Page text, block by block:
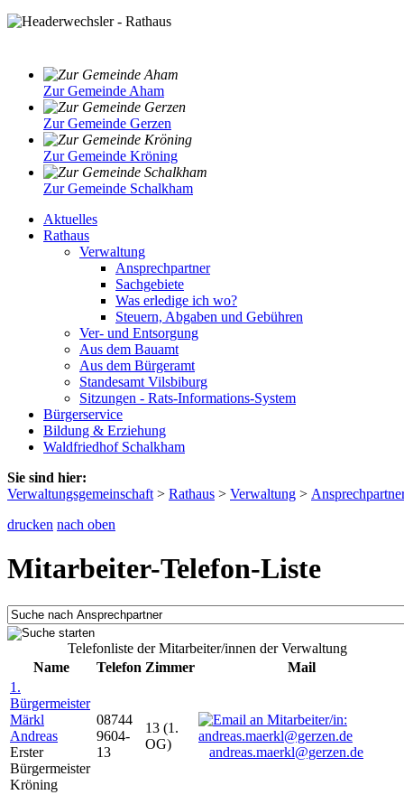
Zur Gemeinde Aham
Zur Gemeinde Gerzen
Zur Gemeinde Kröning
Zur Gemeinde Schalkham
Aktuelles
Rathaus
Verwaltung
Ansprechpartner
Sachgebiete
Was erledige ich wo?
Steuern, Abgaben und Gebühren
Ver- und Entsorgung
Aus dem Bauamt
Aus dem Bürgeramt
Standesamt Vilsbiburg
Sitzungen - Rats-Informations-System
Bürgerservice
Bildung & Erziehung
Waldfriedhof Schalkham
Sie sind hier:
Verwaltungsgemeinschaft > Rathaus > Verwaltung >
drucken nach oben
Mitarbeiter-Telefon-Liste
Telefonliste der Mitarbeiter/innen der Verwaltung
Name
Telefon Zimmer
Mail
1.
Bürgermeister
Märkl
Andreas
Erster
Bürgermeister
Kröning
08744
9604-
13
13 (1.
OG)
andreas.maerkl@gerzen.de